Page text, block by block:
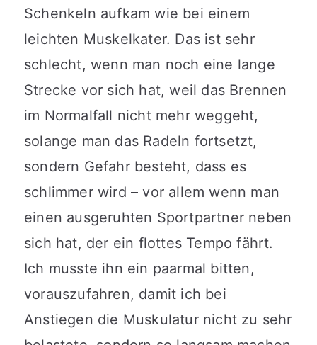
Schenkeln aufkam wie bei einem
leichten Muskelkater. Das ist sehr
schlecht, wenn man noch eine lange
Strecke vor sich hat, weil das Brennen
im Normalfall nicht mehr weggeht,
solange man das Radeln fortsetzt,
sondern Gefahr besteht, dass es
schlimmer wird – vor allem wenn man
einen ausgeruhten Sportpartner neben
sich hat, der ein flottes Tempo fährt.
Ich musste ihn ein paarmal bitten,
vorauszufahren, damit ich bei
Anstiegen die Muskulatur nicht zu sehr